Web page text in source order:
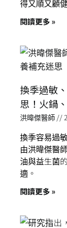
得又順又顧
閱讀更多 »
換季過敏
思！火鍋
洪暐傑醫師
換季容易過
由洪暐傑醫
油與益生菌
適。
閱讀更多 »